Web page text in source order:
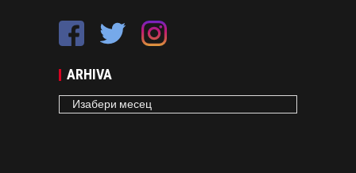
ARHIVA
ARHIVA